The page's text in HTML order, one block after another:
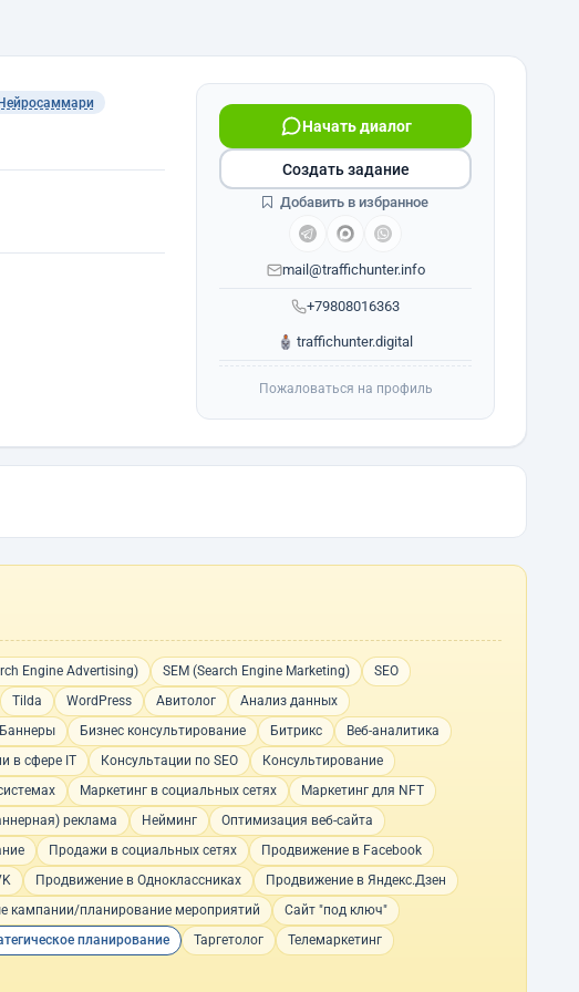
+79808016363
Начать диалог
mail@traffichunter.info
traffichunter.digital
Создать задание
Добавить в избранное
Пожаловаться на профиль
Engine Advertising) SEM (Search Engine Marketing)
SEO
Tilda WordPress Авитолог
Анализ данных
Баннеры Бизнес консультирование Битрикс
Веб-аналитика
в сфере IT Консультации по SEO
Консультирование
Маркетинг в социальных сетях
Маркетинг для NFT
реклама Нейминг
Оптимизация веб-сайта
Продажи в социальных сетях
Продвижение в Facebook
Продвижение в Одноклассниках
Продвижение в Яндекс.Дзен
кампании/планирование мероприятий
Сайт "под ключ"
планирование Таргетолог
Телемаркетинг